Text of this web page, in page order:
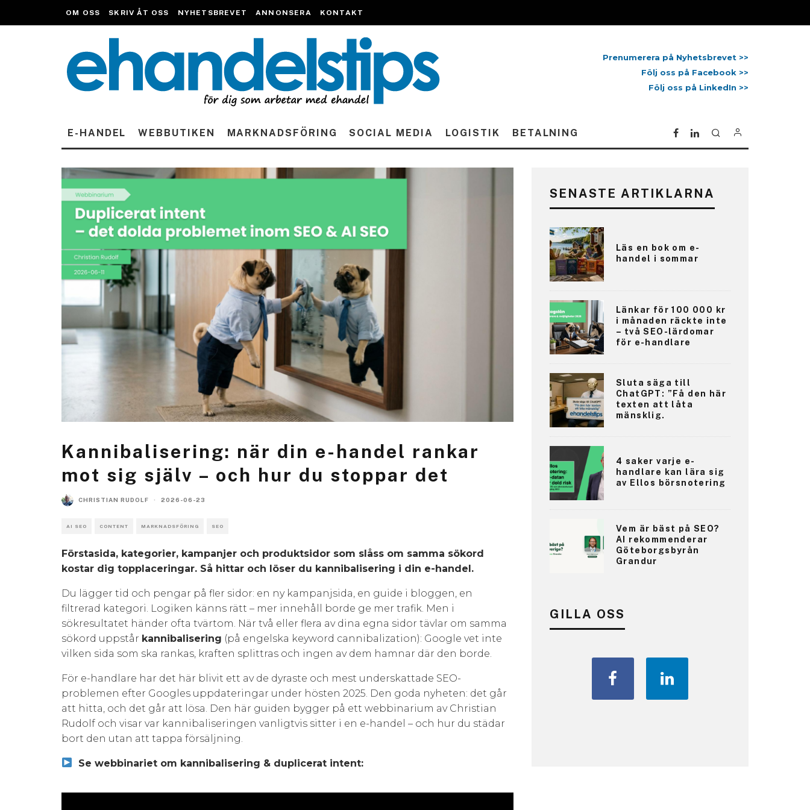
OM OSS SKRIV ÅT OSS NYHETSBREVET ANNONSERA KONTAKT
Prenumerera på Nyhetsbrevet >>
Följ oss på Facebook >>
Följ oss på LinkedIn >>
E-HANDEL WEBBUTIKEN MARKNADSFÖRING SOCIAL MEDIA LOGISTIK BETALNING
Kannibalisering: när din e-handel rankar
mot sig själv – och hur du stoppar det
CHRISTIAN RUDOLF · 2026-06-23
AI SEO CONTENT MARKNADSFÖRING SEO
Förstasida, kategorier, kampanjer och produktsidor som slåss om samma sökord
kostar dig topplaceringar. Så hittar och löser du kannibalisering i din e-handel.
Du lägger tid och pengar på fler sidor: en ny kampanjsida, en guide i bloggen, en
filtrerad kategori. Logiken känns rätt – mer innehåll borde ge mer trafik. Men i
sökresultatet händer ofta tvärtom. När två eller flera av dina egna sidor tävlar om samma
sökord uppstår kannibalisering (på engelska keyword cannibalization): Google vet inte
vilken sida som ska rankas, kraften splittras och ingen av dem hamnar där den borde.
För e-handlare har det här blivit ett av de dyraste och mest underskattade SEO-
problemen efter Googles uppdateringar under hösten 2025. Den goda nyheten: det går
att hitta, och det går att lösa. Den här guiden bygger på ett webbinarium av Christian
Rudolf och visar var kannibaliseringen vanligtvis sitter i en e-handel – och hur du städar
bort den utan att tappa försäljning.
Se webbinariet om kannibalisering & duplicerat intent:
SENASTE ARTIKLARNA
Läs en bok om e-
handel i sommar
Länkar för 100 000 kr
i månaden räckte inte
– två SEO-lärdomar
för e-handlare
Sluta säga till
ChatGPT: ”Få den här
texten att låta
mänsklig.
4 saker varje e-
handlare kan lära sig
av Ellos börsnotering
Vem är bäst på SEO?
AI rekommenderar
Göteborgsbyrån
Grandur
GILLA OSS